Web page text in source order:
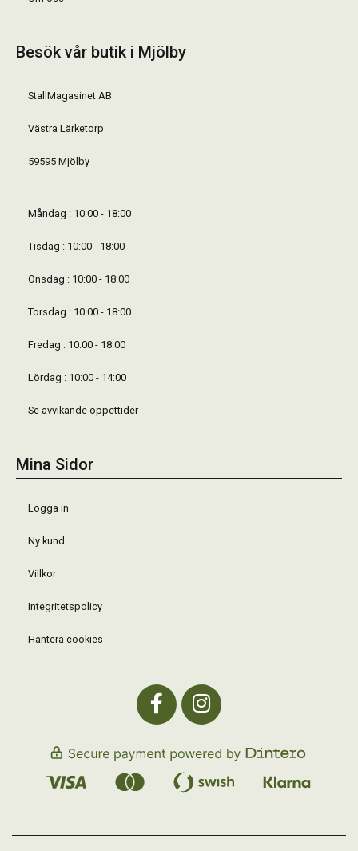
Besök vår butik i Mjölby
StallMagasinet AB
Västra Lärketorp
59595 Mjölby
Måndag : 10:00 - 18:00
Tisdag : 10:00 - 18:00
Onsdag : 10:00 - 18:00
Torsdag : 10:00 - 18:00
Fredag : 10:00 - 18:00
Lördag : 10:00 - 14:00
Se avvikande öppettider
Mina Sidor
Logga in
Ny kund
Villkor
Integritetspolicy
Hantera cookies